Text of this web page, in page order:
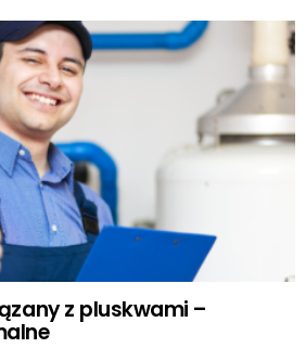
z pluskwami –